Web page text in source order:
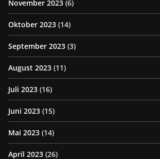
November 2023 (6)
Oktober 2023 (14)
September 2023 (3)
August 2023 (11)
Juli 2023 (16)
Juni 2023 (15)
Mai 2023 (14)
April 2023 (26)